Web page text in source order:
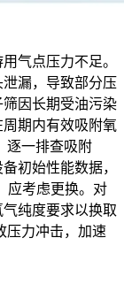
气点压力不足。
漏，导致部分压
因长期受油污染
期内有效吸附氧
逐一排查吸附
初始性能数据，
应考虑更换。对
纯度要求以换取
压力冲击，加速